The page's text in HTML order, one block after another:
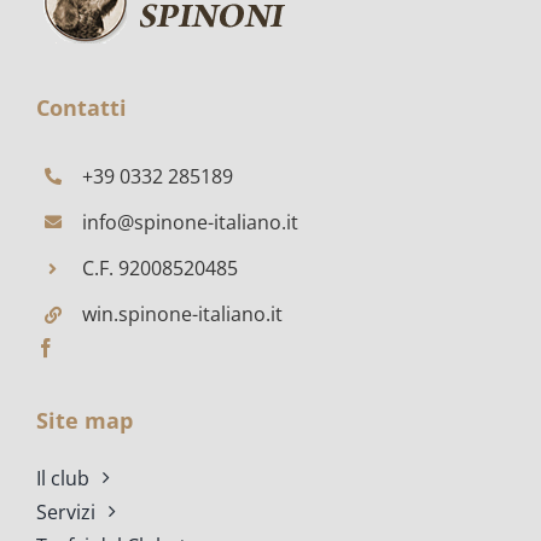
Contatti
+39 0332 285189
info@spinone-italiano.it
C.F. 92008520485
win.spinone-italiano.it
Site map
Il club
Servizi